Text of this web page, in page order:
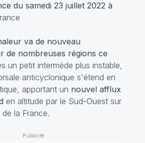
du samedi 23 juillet 2022 à
va de nouveau
de nombreuses régions ce
un petit intermède plus instable,
anticyclonique s'étend en
apportant un nouvel afflux
en altitude par le Sud-Ouest sur
la France.